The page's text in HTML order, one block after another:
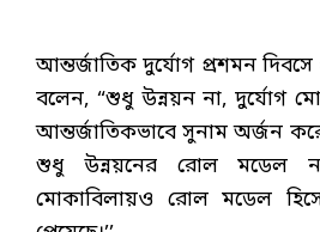
আন্তর্জাতিক দুর্যোগ প্রশমন দিবসে
বলেন, “শুধু উন্নয়ন না, দুর্যোগ
আন্তর্জাতিকভাবে সুনাম অর্জন
শুধু উন্নয়নের রোল মডেল
মোকাবিলায়ও রোল মডেল